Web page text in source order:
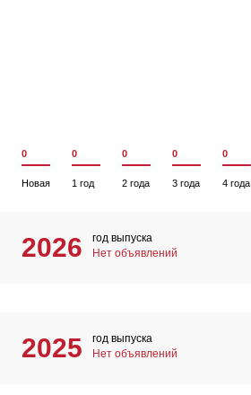
0
Новая
0
1 год
0
2 года
0
3 года
0
4 года
2026
год выпуска
Нет объявлений
2025
год выпуска
Нет объявлений